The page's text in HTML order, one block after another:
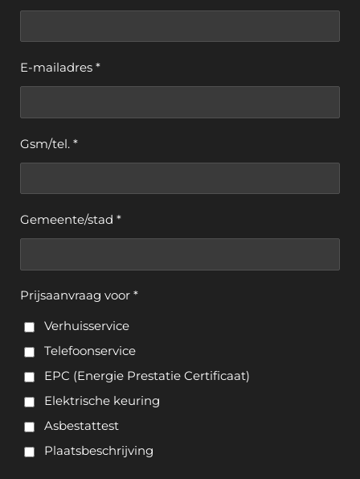
E-mailadres *
Gsm/tel. *
Gemeente/stad *
Prijsaanvraag voor *
Verhuisservice
Telefoonservice
EPC (Energie Prestatie Certificaat)
Elektrische keuring
Asbestattest
Plaatsbeschrijving